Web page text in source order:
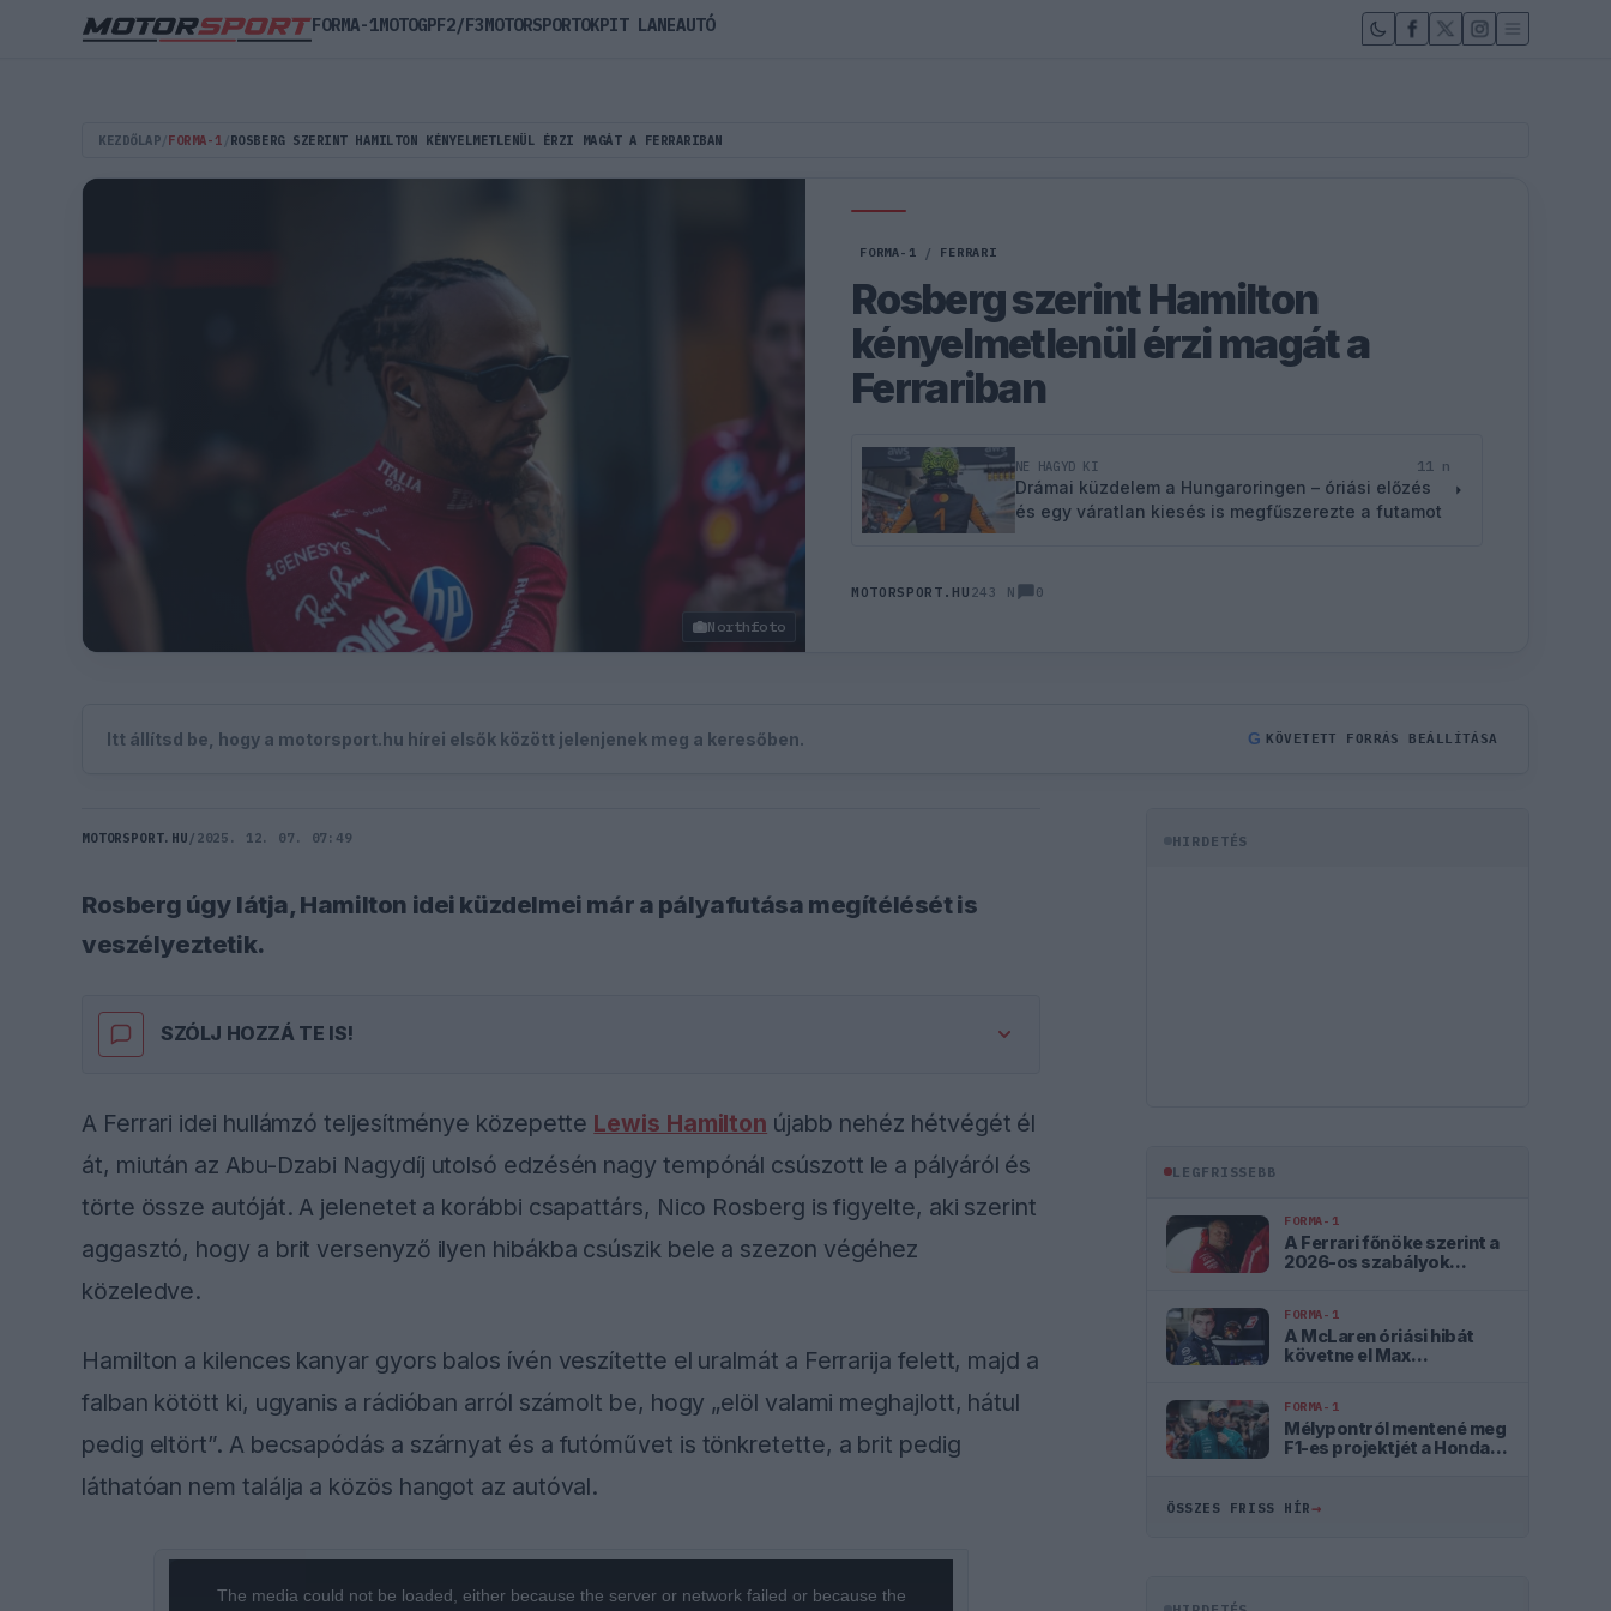
KEZDŐLAP FORMA-1 ROSBERG SZERINT HAMILTON KÉNYELMETLENÜL ÉRZI MAGÁT A FERRARIBAN
Northfoto
FORMA-1 / FERRARI
Rosberg szerint Hamilton
kényelmetlenül érzi magát a
Ferrariban
NE HAGYD KI 11 n
Drámai küzdelem a Hungaroringen – óriási előzés
és egy váratlan kiesés is megfűszerezte a futamot
MOTORSPORT.HU 243 N 0
Itt állítsd be, hogy a motorsport.hu hírei elsők között jelenjenek meg a keresőben. G KÖVETETT FORRÁS BEÁLLÍTÁSA
MOTORSPORT.HU / 2025. 12. 07. 07:49
Rosberg úgy látja, Hamilton idei küzdelmei már a pályafutása megítélését is
veszélyeztetik.
SZÓLJ HOZZÁ TE IS!
A Ferrari idei hullámzó teljesítménye közepette Lewis Hamilton újabb nehéz hétvégét él
át, miután az Abu-Dzabi Nagydíj utolsó edzésén nagy tempónál csúszott le a pályáról és
törte össze autóját. A jelenetet a korábbi csapattárs, Nico Rosberg is figyelte, aki szerint
aggasztó, hogy a brit versenyző ilyen hibákba csúszik bele a szezon végéhez
közeledve.
Hamilton a kilences kanyar gyors balos ívén veszítette el uralmát a Ferrarija felett, majd a
falban kötött ki, ugyanis a rádióban arról számolt be, hogy „elöl valami meghajlott, hátul
pedig eltört”. A becsapódás a szárnyat és a futóművet is tönkretette, a brit pedig
láthatóan nem találja a közös hangot az autóval.
The media could not be loaded, either because the server or network failed or because the
HIRDETÉS
LEGFRISSEBB
FORMA-1
A Ferrari főnöke szerint a
2026-os szabályok
FORMA-1
A McLaren óriási hibát
követne el Max
FORMA-1
Mélypontról mentené meg
F1-es projektjét a Honda a
ÖSSZES FRISS HÍR→
FORMA-1MOTOGPF2/F3MOTORSPORTOKPIT LANEAUTÓ